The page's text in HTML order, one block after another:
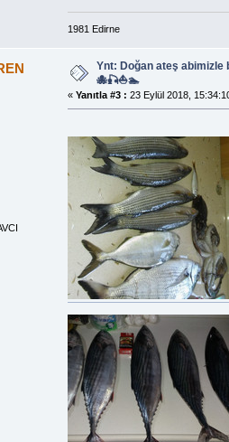
1981 Edirne
Ynt: Doğan ateş
🐙🎣⛵🏊
« Yanıtla #3 : 23 Eylül 2018,